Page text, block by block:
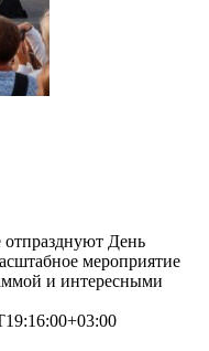
отпразднуют День
мероприятие
и интересными